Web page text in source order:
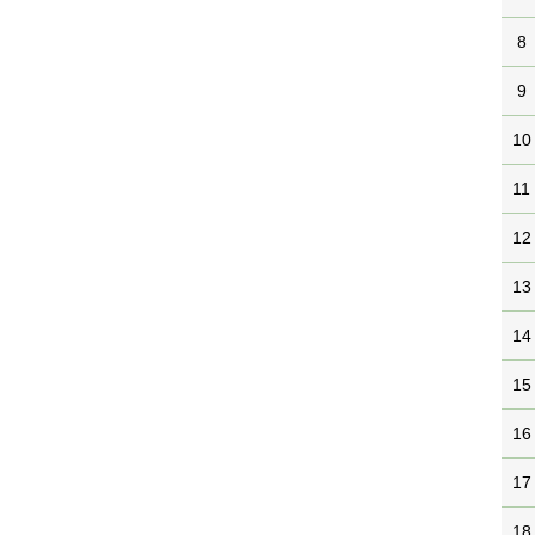
8
9
10
11
12
13
14
15
16
17